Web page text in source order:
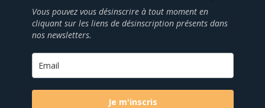
Vous pouvez vous désinscrire à tout moment en
cliquant sur les liens de désinscription présents dans
nos newsletters.
Je m'inscris